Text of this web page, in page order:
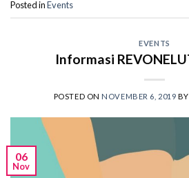
Posted inEvents
EVENTS
Informasi
POSTED ON NOVEMBER 6, 2019 BY
06
Nov